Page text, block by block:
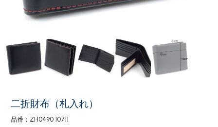
二折財布（札入れ）
品番：ZH0490 10711